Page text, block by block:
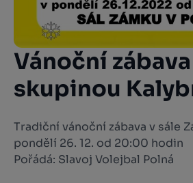
Vánoční
skupinou
Tradiční vánoční zábava v sále
pondělí 26. 12. od 20:00 hodin
Pořádá: Slavoj Volejbal Polná